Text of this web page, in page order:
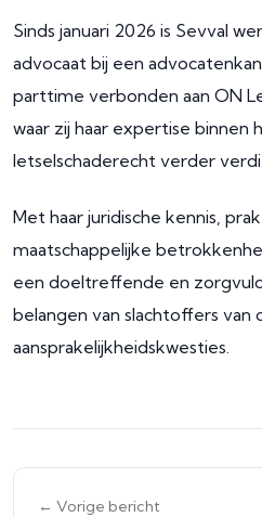
Sinds januari 2026 is Sevval
advocaat bij een
parttime verbonden aan ON
waar zij haar expertise binnen
letselschaderecht verder
Met haar juridische kennis,
maatschappelijke
een doeltreffende en
belangen van slachtoffers van
aansprakelijkheidskwesties.
← Vorige bericht